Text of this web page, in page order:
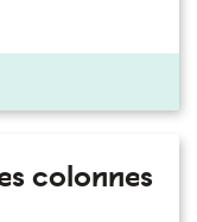
colonnes